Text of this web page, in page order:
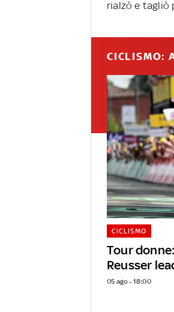
rialzò e tagliò
CICLISMO:
Tour
Reusser
CICLISMO
05 ago - 18:00